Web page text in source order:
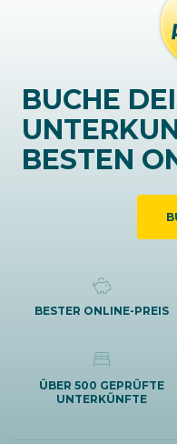
BUCHE
BESTEN
BESTER ONLINE-PREIS
ÜBER 500 GEPRÜFTE
UNTERKÜNFTE